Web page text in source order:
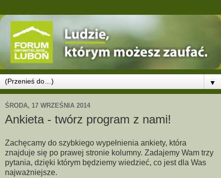
▼
ŚRODA, 17 WRZEŚNIA 2014
Ankieta - twórz program z nami!
Zachęcamy do szybkiego wypełnienia ankiety, która
znajduje się po prawej stronie kolumny. Zadajemy Wam trzy
pytania, dzięki którym będziemy wiedzieć, co jest dla Was
najważniejsze.